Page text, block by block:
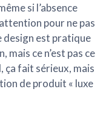
si l’absence
pour ne pas
design est pratique
mais ce n’est pas ce
ça fait sérieux, mais
de produit « luxe